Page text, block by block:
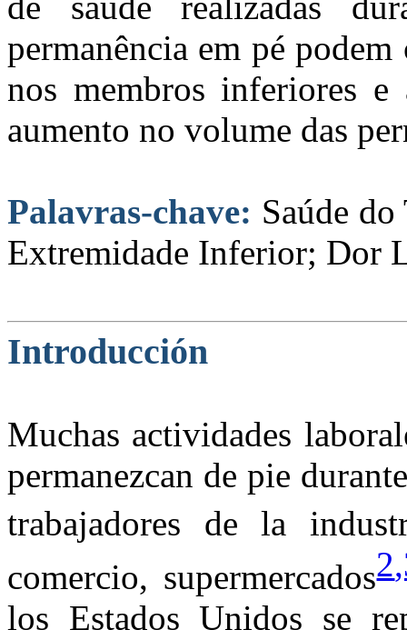
permanência em pé
nos membros inferiores
aumento no volume das
Palavras-chave: Saúde
Extremidade Inferior; Dor
Introducción
Muchas actividades
permanezcan de pie
trabajadores de la
comercio, supermercados2
los Estados Unidos se